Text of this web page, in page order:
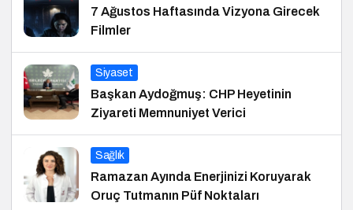
7 Ağustos Haftasında Vizyona Girecek
Filmler
Siyaset
Başkan Aydoğmuş: CHP Heyetinin
Ziyareti Memnuniyet Verici
Sağlık
Ramazan Ayında Enerjinizi Koruyarak
Oruç Tutmanın Püf Noktaları